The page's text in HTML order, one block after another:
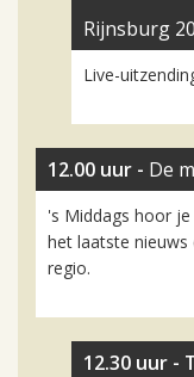
Rijnsburg
Live-
12.00 uur - De
's Middags hoor
het laatste nieuws
regio.
12.30 uur -